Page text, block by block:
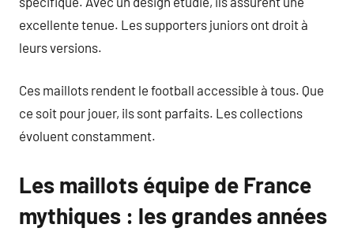
excellente tenue. Les supporters juniors ont droit à
leurs versions.
Ces maillots rendent le football accessible à tous. Que
ce soit pour jouer, ils sont parfaits. Les collections
évoluent constamment.
Les maillots équipe de France
mythiques : les grandes années